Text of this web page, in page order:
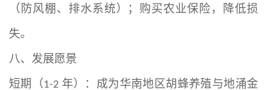
（防风棚、排水系统）；购买农业保险，降低损
失。
八、发展愿景
短期（ 1-2 年）：成为华南地区胡蜂养殖与地涌金